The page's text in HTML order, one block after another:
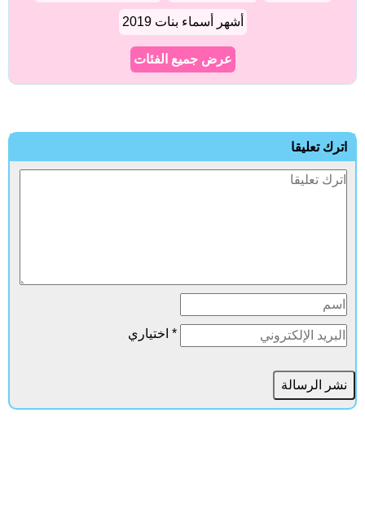
أشهر أسماء بنات 2019
عرض جميع الفئات
اترك تعليقا
* اختياري